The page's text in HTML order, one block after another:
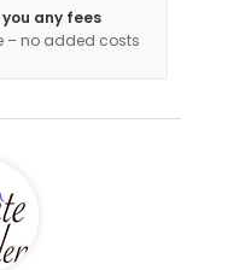
any fees
– no added costs